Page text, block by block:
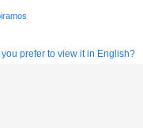
prefer to view it in English?